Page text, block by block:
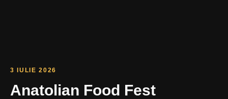
3 IULIE 2026
Anatolian Food Fest